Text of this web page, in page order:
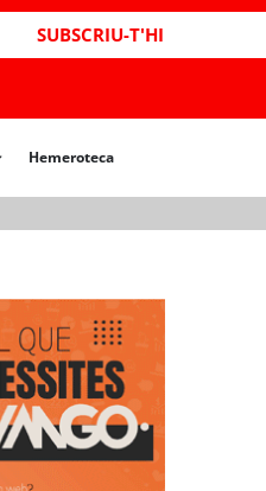
SUBSCRIU-T'HI
Hemeroteca
Hemeroteca